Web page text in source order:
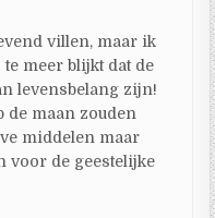
villen, maar ik
meer blijkt dat de
levensbelang zijn!
de maan zouden
middelen maar
voor de geestelijke